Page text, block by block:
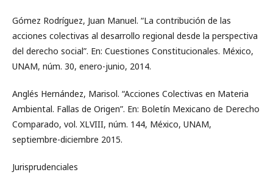
Gómez Rodríguez, Juan Manuel. “La contribución de las
acciones colectivas al desarrollo regional desde la perspectiva
del derecho social”. En: Cuestiones Constitucionales. México,
UNAM, núm. 30, enero-junio, 2014.
Anglés Hernández, Marisol. “Acciones Colectivas en Materia
Ambiental. Fallas de Origen”. En: Boletín Mexicano de Derecho
Comparado, vol. XLVIII, núm. 144, México, UNAM,
septiembre-diciembre 2015.
Jurisprudenciales